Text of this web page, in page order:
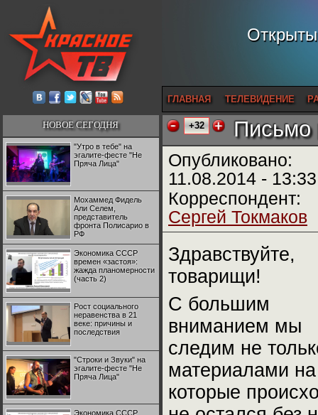
ГЛАВНАЯ ТЕЛЕВИДЕНИЕ
НОВОЕ СЕГОДНЯ
"Утро в тебе" на
эгалите-фесте "Не
Пряча Лица"
Мохаммед Фидель
Али Селем,
представитель
фронта Полисарио в
РФ
Экономика СССР
времен «застоя»:
жажда планомерности
(часть 2)
Рост социального
неравенства в 21
веке: причины и
последствия
"Строки и Звуки" на
эгалите-фесте "Не
Пряча Лица"
Экономика СССР
+32 Письмо
Опубликовано:
11.08.2014 - 13:33
Корреспондент:
Сергей Токмаков
Здравствуйте,
товарищи!
С большим
вниманием мы
следим не
материалами
которые